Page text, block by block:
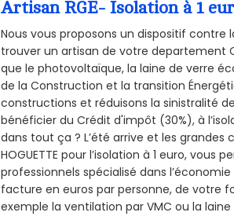
Artisan RGE- Isolation à 1
Nous vous proposons un dispositif contre
trouver un artisan de votre departement
que le photovoltaïque, la laine de verre
de la Construction et la transition
constructions et réduisons la sinistralité
bénéficier du Crédit d'impôt (30%), à
dans tout ça ? L’été arrive et les grandes
HOGUETTE pour l’isolation à 1 euro,
professionnels spécialisé dans
facture en euros par personne, de votre
exemple la ventilation par VMC ou la